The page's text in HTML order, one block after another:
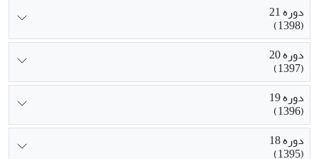
دوره 21
(1398)
دوره 20
(1397)
دوره 19
(1396)
دوره 18
(1395)